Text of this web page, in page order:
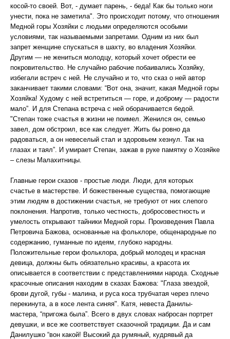
косой-то своей. Вот, - думает парень, - беда! Как бы только ноги
унести, пока не заметила". Это происходит потому, что отношения
Медной горы Хозяйки с людьми определяются особыми
условиями, так называемыми запретами. Одним из них был
запрет женщине спускаться в шахту, во владения Хозяйки.
Другим — не жениться молодцу, который хочет обрести ее
покровительство. Не случайно рабочие побаивались Хозяйку,
избегали встреч с ней. Не случайно и то, что сказ о ней автор
заканчивает такими словами: “Вот она, значит, какая Медной горы
Хозяйка! Худому с ней встретиться — горе, и доброму — радости
мало”. И для Степана встреча с ней оборачивается бедой.
"Степан тоже счастья в жизни не поимел. Женился он, семью
завел, дом обстроил, все как следует. Жить бы ровно да
радоваться, а он невеселый стал и здоровьем хезнул. Так на
глазах и таял”. И умирает Степан, зажав в руке памятку о Хозяйке
– слезы Малахитницы.
Главные герои сказов - простые люди. Люди, для которых
счастье в мастерстве. И божественные существа, помогающие
этим людям в достижении счастья, не требуют от них слепого
поклонения. Напротив, только честность, добросовестность и
умелость открывают тайники Медной горы. Произведения Павла
Петровича Бажова, основанные на фольклоре, общенародные по
содержанию, гуманные по идеям, глубоко народны.
Положительные герои фольклора, добрый молодец и красная
девица, должны быть обязательно красивы, а красота их
описывается в соответствии с представлениями народа. Сходные
красочные описания находим в сказах Бажова: "Глаза звездой,
брови дугой, губы - малина, и руса коса трубчатая через плечо
перекинута, а в косе лента синяя". Катя, невеста Данилы-
мастера, “пригожа была”. Всего в двух словах набросан портрет
девушки, и все же соответствует сказочной традиции. Да и сам
Данилушко “вон какой! Высокий да румяный, кудрявый да